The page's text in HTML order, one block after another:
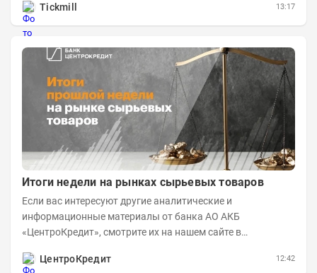
Tickmill
13:17
Итоги недели на рынках сырьевых товаров
Если вас интересуют другие аналитические и
информационные материалы от банка АО АКБ
«ЦентроКредит», смотрите их на нашем сайте в
ЦентроКредит
12:42